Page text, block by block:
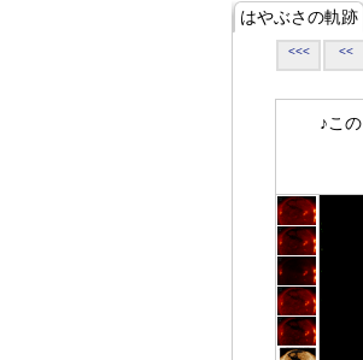
はやぶさの軌跡
<<< <<
♪この